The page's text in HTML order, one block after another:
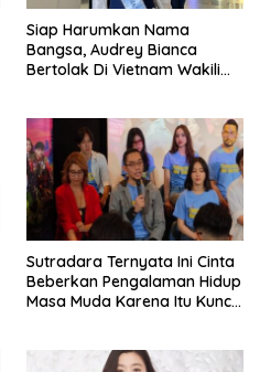
Siap Harumkan Nama
Bangsa, Audrey Bianca
Bertolak Di Vietnam Wakili
Sutradara Ternyata Ini Cinta
Beberkan Pengalaman Hidup
Masa Muda Karena Itu Kunci